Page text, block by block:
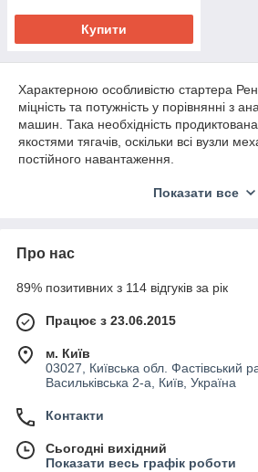
Купити
Характерною особливістю стартера
міцність та потужність у порівнянні з
машин. Така необхідність
якостями тягачів, оскільки всі вузли
постійного навантаження.
фуру Renault найвищої якості від
Коли слід міняти стартер
«Рено Магнум»
У разі, коли стартер на вантажівку
непридатним, ситуацію спровокувала
Поломка може виникнути внаслідок:
несправностей у силовому реле;
замикання або пошкодження
Показати все
Про нас
89% позитивних з 114 відгуків за рік
Працює з 23.06.2015
м. Київ
03027, Київська обл. Фастівський
Васильківська 2-а, Київ, Україна
Контакти
Сьогодні вихідний
Показати весь графік роботи